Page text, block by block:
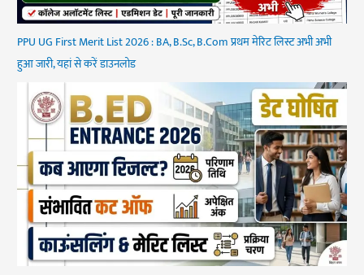
PPU UG First Merit List 2026 : BA, B.Sc, B.Com प्रथम मेरिट लिस्ट अभी अभी
हुआ जारी, यहां से करें डाउनलोड